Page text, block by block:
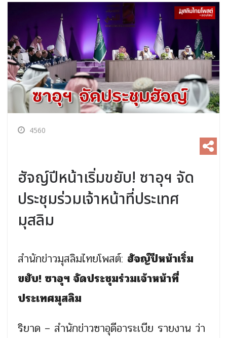
4560
ฮัจญ์ปีหน้าเริ่มขยับ! ซาอุฯ จัด
ประชุมร่วมเจ้าหน้าที่ประเทศ
มุสลิม
สำนักข่าวมุสลิมไทยโพสต์: ฮัจญ์ปีหน้าเริ่ม
ขยับ! ซาอุฯ จัดประชุมร่วมเจ้าหน้าที่
ประเทศมุสลิม
ริยาด – สำนักข่าวซาอุดีอาระเบีย รายงาน ว่า